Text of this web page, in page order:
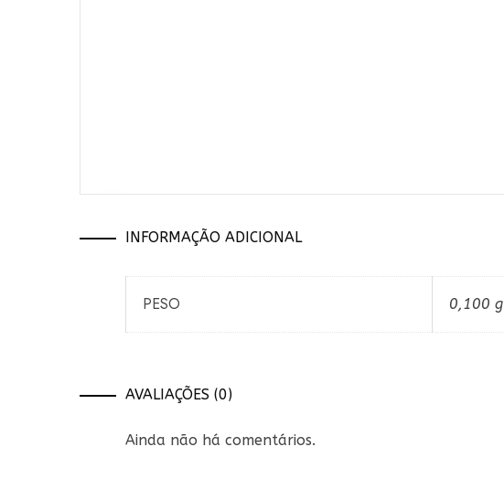
INFORMAÇÃO ADICIONAL
PESO 0,100 g
AVALIAÇÕES (0)
Ainda não há comentários.